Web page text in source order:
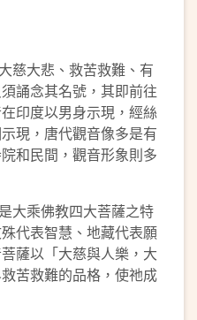
大悲、救苦救難、有
誦念其名號，其即前往
印度以男身示現，經絲
現，唐代觀音像多是有
和民間，觀音形象則多
乘佛教四大菩薩之特
代表智慧、地藏代表願
薩以「大慈與人樂，大
苦救難的品格，使祂成